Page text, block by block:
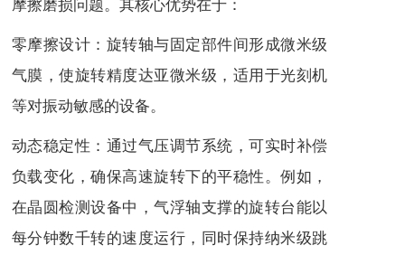
零摩擦设计：旋转轴与固定部件间形成微米级
气膜，使旋转精度达亚微米级，适用于光刻机
等对振动敏感的设备。
动态稳定性：通过气压调节系统，可实时补偿
负载变化，确保高速旋转下的平稳性。例如，
在晶圆检测设备中，气浮轴支撑的旋转台能以
每分钟数千转的速度运行，同时保持纳米级跳